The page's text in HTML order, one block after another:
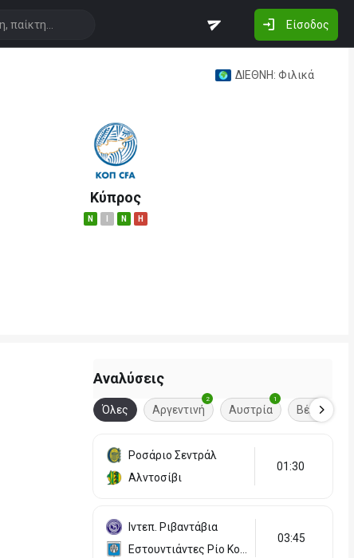
Είσοδος
ΔΙΕΘΝΗ: Φιλικά
Κύπρος
N N H
Αναλύσεις
Όλες Αργεντινή
2
Αυστρία
1
Βέλγιο
Ροσάριο Σεντράλ
Αλντοσίβι
01:30
Ιντεπ. Ριβαντάβια
03:45